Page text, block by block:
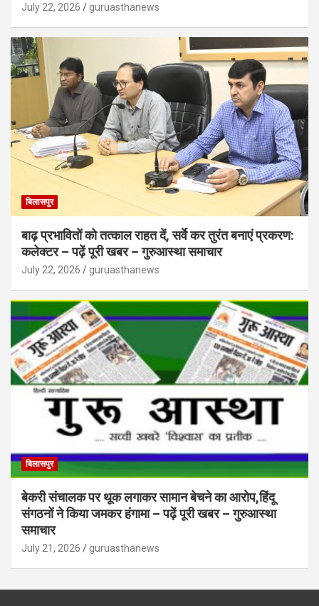
July 22, 2026 guruasthanews
बिलासपुर
बाढ़ प्रभावितों को तत्काल राहत दें, सर्वे कर तुरंत बनाएं प्रकरण:
कलेक्टर – पढ़ें पूरी खबर – गुरुआस्था समाचार
July 22, 2026 guruasthanews
बिलासपुर
बेकरी संचालक पर थूक लगाकर सामान बेचने का आरोप,हिंदू
संगठनों ने किया जमकर हंगामा – पढ़ें पूरी खबर – गुरुआस्था
समाचार
July 21, 2026 guruasthanews